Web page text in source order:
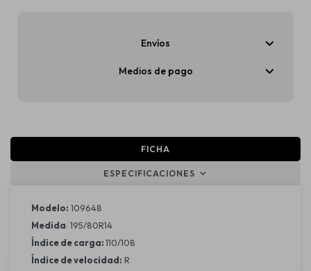
Envíos
Medios de pago
FICHA
ESPECIFICACIONES
Modelo: 109648
Medida: 195/80R14
Índice de carga:110/108
Índice de velocidad: R